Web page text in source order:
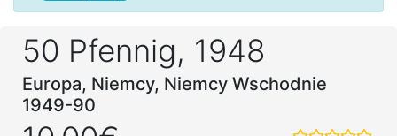
50 Pfennig, 1948
Europa, Niemcy, Niemcy Wschodnie
1949-90